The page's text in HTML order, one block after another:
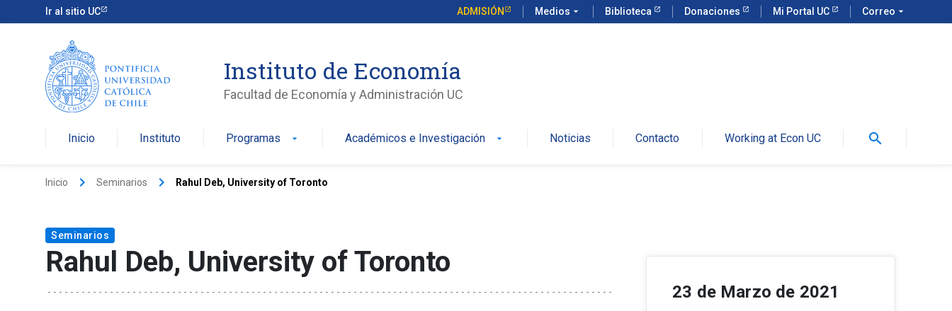
Ir al sitio UC ADMISIÓN Medios arrow_drop_down Biblioteca Donaciones Mi Portal UC Correo arrow_drop_down
Instituto de Economía
Facultad de Economía y Administración UC
Inicio Instituto Programas arrow_drop_down Académicos e Investigación arrow_drop_down Noticias Contacto Working at Econ UC search
Inicio keyboard_arrow_right Seminarios keyboard_arrow_right Rahul Deb, University of Toronto
Seminarios
Rahul Deb, University of Toronto
23 de Marzo de 2021